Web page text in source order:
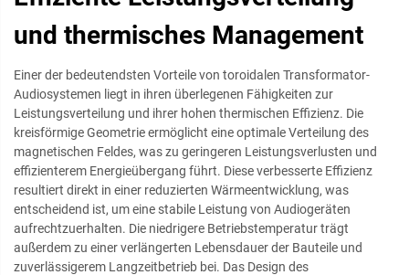
und thermisches Management
Einer der bedeutendsten Vorteile von toroidalen Transformator-
Audiosystemen liegt in ihren überlegenen Fähigkeiten zur
Leistungsverteilung und ihrer hohen thermischen Effizienz. Die
kreisförmige Geometrie ermöglicht eine optimale Verteilung des
magnetischen Feldes, was zu geringeren Leistungsverlusten und
effizienterem Energieübergang führt. Diese verbesserte Effizienz
resultiert direkt in einer reduzierten Wärmeentwicklung, was
entscheidend ist, um eine stabile Leistung von Audiogeräten
aufrechtzuerhalten. Die niedrigere Betriebstemperatur trägt
außerdem zu einer verlängerten Lebensdauer der Bauteile und
zuverlässigerem Langzeitbetrieb bei. Das Design des